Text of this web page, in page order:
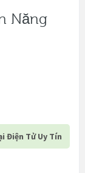
Năng
Điện Tử Uy Tín